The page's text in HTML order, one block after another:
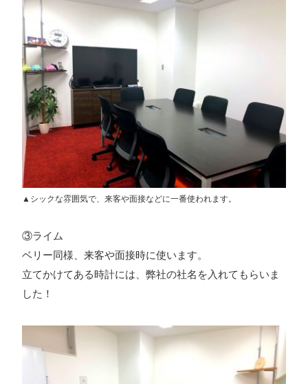
▲シックな雰囲気で、来客や面接などに一番使われます。
③ライム
ベリー同様、来客や面接時に使います。
立てかけてある時計には、弊社の社名を入れてもらいま
した！